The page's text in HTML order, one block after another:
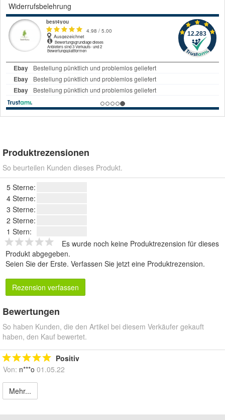
Widerrufsbelehrung
Produktrezensionen
So beurteilen Kunden dieses Produkt.
5 Sterne:
4 Sterne:
3 Sterne:
2 Sterne:
1 Stern:
Es wurde noch keine Produktrezension für dieses
Produkt abgegeben.
Seien Sie der Erste. Verfassen Sie jetzt eine Produktrezension.
Rezension verfassen
Bewertungen
So haben Kunden, die den Artikel bei diesem Verkäufer gekauft
haben, den Kauf bewertet.
Positiv
Von: n***o 01.05.22
Mehr...